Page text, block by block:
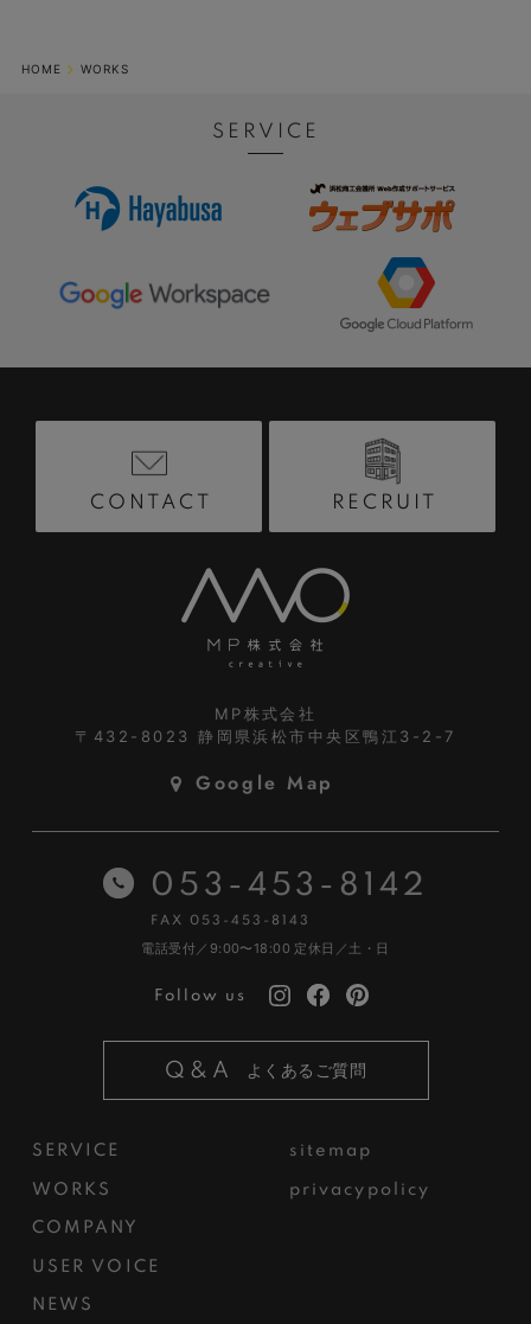
HOME WORKS
SERVICE
CONTACT RECRUIT
MP株式会社
〒432-8023静岡県浜松市中央区鴨江3-2-7
Google Map
SERVICE
WORKS
COMPANY
USER VOICE
NEWS
sitemap
privacypolicy
053-453-8142
FAX 053-453-8143
電話受付／9:00〜18:00 定休日／土・日
Follow us
Q&A よくあるご質問